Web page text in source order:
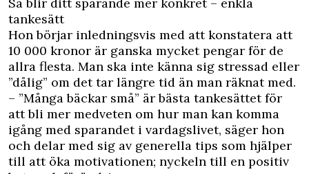
Så blir ditt sparande mer konkret – enkla
tankesätt
Hon börjar inledningsvis med att konstatera att
10 000 kronor är ganska mycket pengar för de
allra flesta. Man ska inte känna sig stressad eller
”dålig” om det tar längre tid än man räknat med.
– ”Många bäckar små” är bästa tankesättet för
att bli mer medveten om hur man kan komma
igång med sparandet i vardagslivet, säger hon
och delar med sig av generella tips som hjälper
till att öka motivationen; nyckeln till en positiv